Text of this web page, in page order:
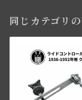
同じカテゴリ